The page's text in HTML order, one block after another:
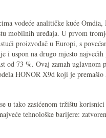
vodeće analitičke kuće
mobilnih uređaja. U prvom
proizvođač u Europi, s
i uspon na drugo mjesto
od 73 %. Ovaj zamah uglavnom
HONOR X9d koji je
u tako zasićenom tržištu
tehnološke barijere: